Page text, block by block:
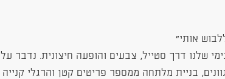
אותי"
שלנו דרך סטייל, צבעים והופעה חיצונית. נדבר על
בניית מלתחה ממספר פריטים קטן והרגלי קנייה